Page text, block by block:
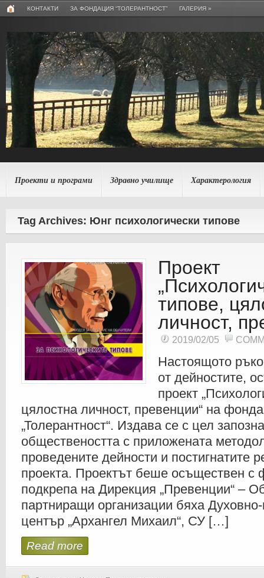
КОНТАКТИ ЗА ФОНДАЦИЯ “ТОЛЕРАНТНОСТ” ГАЛЕРИЯ »
Проекти и програми Здравно училище Характерология
Tag Archives: Юнг психологически типове
Проект
типове,
личност,
2019/02/05
Настоящото
от дейностите,
проект
цялостна личност, превенции“ на
„Толерантност“. Издава се с цел
обществеността с приложената
проведените дейности и постигнатите
проекта. Проектът беше осъществен с
подкрепа на Дирекция „Превенции“ –
партниращи организации бяха
център „Архангел Михаил“, СУ […]
Read more